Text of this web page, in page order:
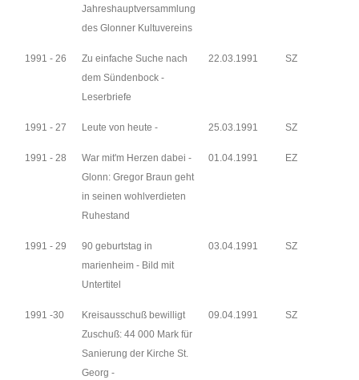
Jahreshauptversammlung
des Glonner Kultuvereins
1991 - 26
Zu einfache Suche nach
dem Sündenbock -
Leserbriefe
22.03.1991 SZ
1991 - 27 Leute von heute - 25.03.1991 SZ
1991 - 28
War mit'm Herzen dabei -
Glonn: Gregor Braun geht
in seinen wohlverdieten
Ruhestand
01.04.1991 EZ
1991 - 29
90 geburtstag in
marienheim - Bild mit
Untertitel
03.04.1991 SZ
1991 -30
Kreisausschuß bewilligt
Zuschuß: 44 000 Mark für
Sanierung der Kirche St.
Georg -
09.04.1991 SZ